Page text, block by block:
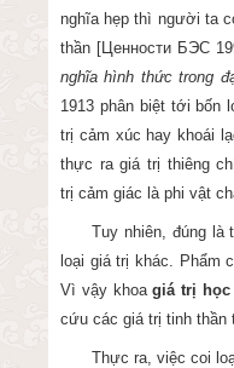
nghĩa hẹp thì người ta
thần [Ценности БЭC
nghĩa hình thức trong
1913 phân biệt tới bốn
trị cảm xúc hay khoái
thực ragiá trị thiêng
trị cảm giác là phi vật
Tuy nhiên, đúng
loại giá trị khác. Phẩm
Vì vậy khoagiá trị học
cứu các giá trị tinh thần
Thực ra, việc coi